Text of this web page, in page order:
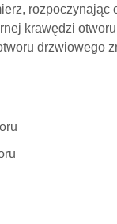
rozpoczynając
krawędzi
drzwiowego